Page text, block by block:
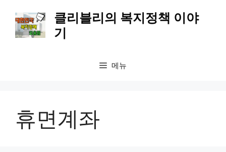
클리블리의 복지정책 이야
기
메뉴
휴면계좌